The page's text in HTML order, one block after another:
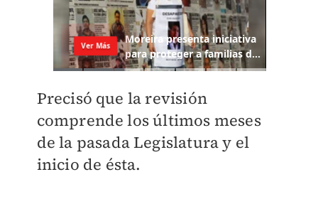
Precisó que la revisión
comprende los últimos meses
de la pasada Legislatura y el
inicio de ésta.